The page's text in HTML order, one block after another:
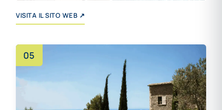
VISITA IL SITO WEB ↗
05